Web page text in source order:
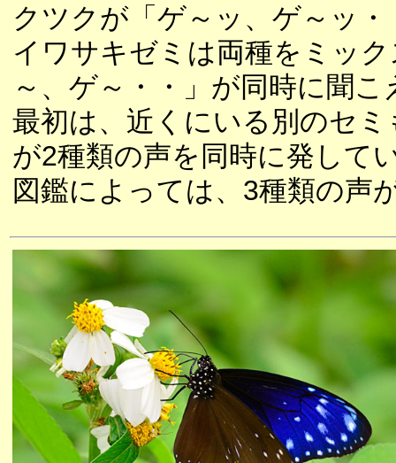
クツクが「ゲ～ッ、ゲ～ッ
イワサキゼミは両種をミッ
～、ゲ～・・」が同時に聞
最初は、近くにいる別のセ
が2種類の声を同時に発して
図鑑によっては、3種類の声